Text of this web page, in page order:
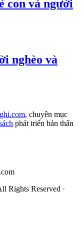
con và người
nghèo và
, chuyên mục
phát triển bản thân
Rights Reserved ·